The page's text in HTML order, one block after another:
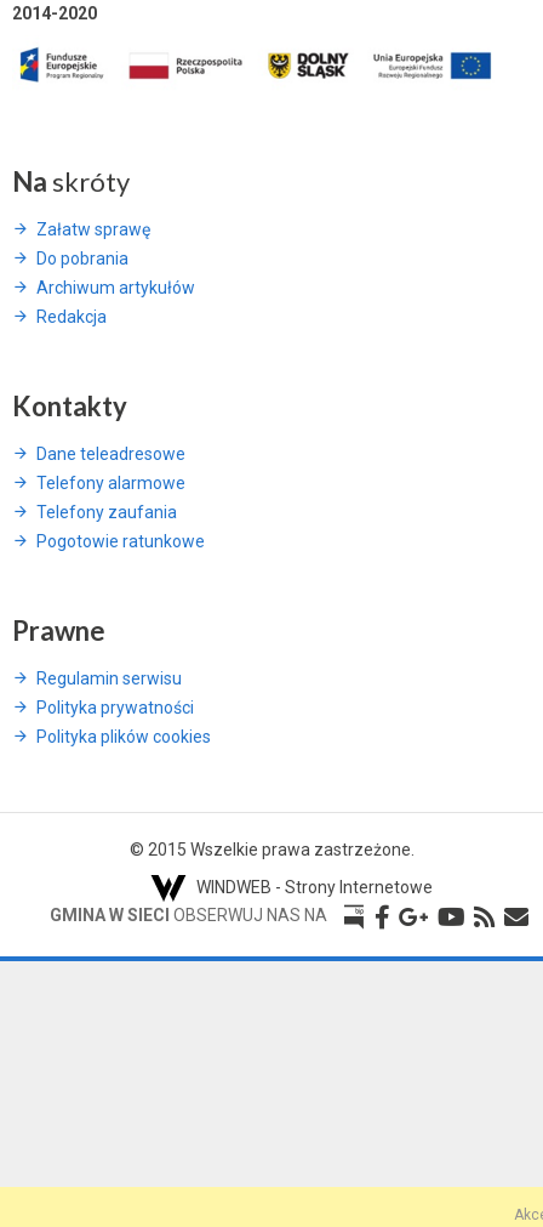
2014-2020
Na skróty
Załatw sprawę
Do pobrania
Archiwum artykułów
Redakcja
Kontakty
Dane teleadresowe
Telefony alarmowe
Telefony zaufania
Pogotowie ratunkowe
Prawne
Regulamin serwisu
Polityka prywatności
Polityka plików cookies
© 2015 Wszelkie prawa zastrzeżone.
WINDWEB - Strony Internetowe
GMINA W SIECI OBSERWUJ NAS NA